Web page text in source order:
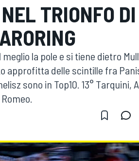
WEC TRIONFO
la pole e si tiene dietro
approfitta delle scintille fra
sono in Top10. 13° Tarquini,